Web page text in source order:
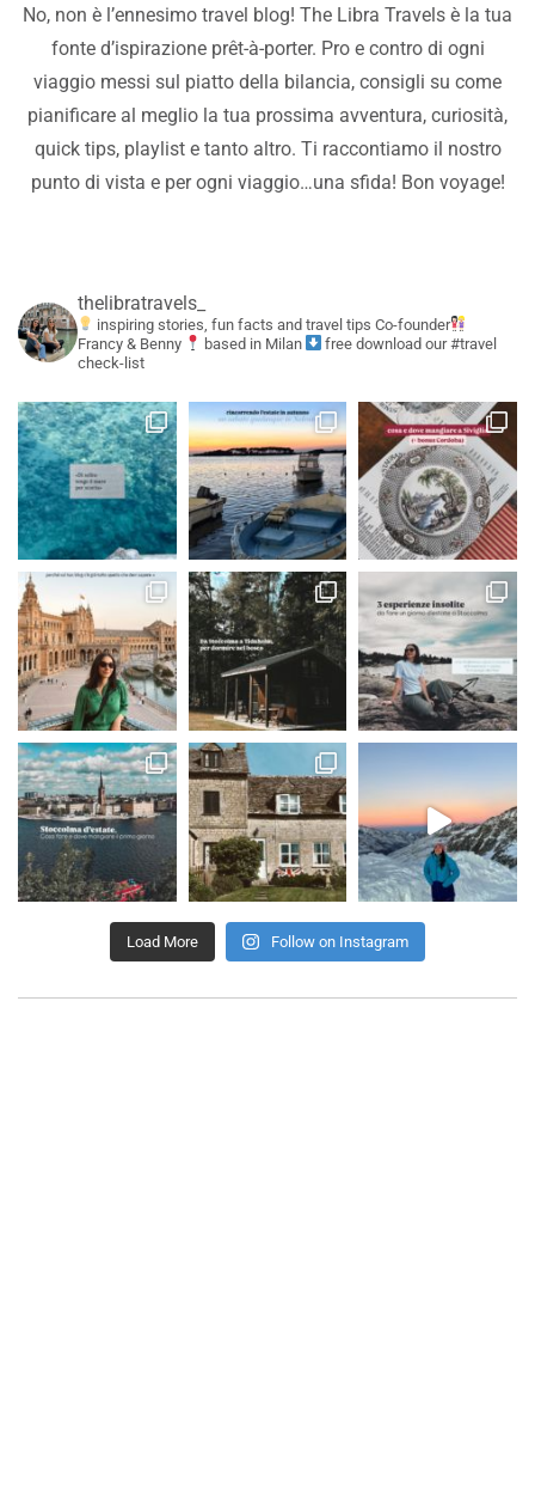
No, non è l’ennesimo travel blog! The Libra Travels è la tua
fonte d’ispirazione prêt-à-porter. Pro e contro di ogni
viaggio messi sul piatto della bilancia, consigli su come
pianificare al meglio la tua prossima avventura, curiosità,
quick tips, playlist e tanto altro. Ti raccontiamo il nostro
punto di vista e per ogni viaggio…una sfida! Bon voyage!
thelibratravels_
inspiring stories, fun facts and travel tips Co-founder
Francy & Benny
based in Milan
free download our #travel
check-list
Load More Follow on Instagram